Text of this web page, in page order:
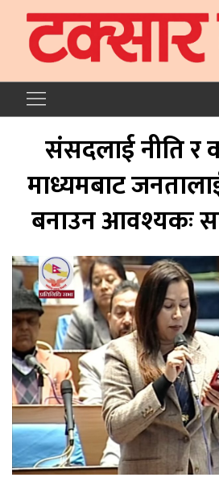
संसदलाई नीति र
माध्यमबाट
बनाउन आवश्यकः